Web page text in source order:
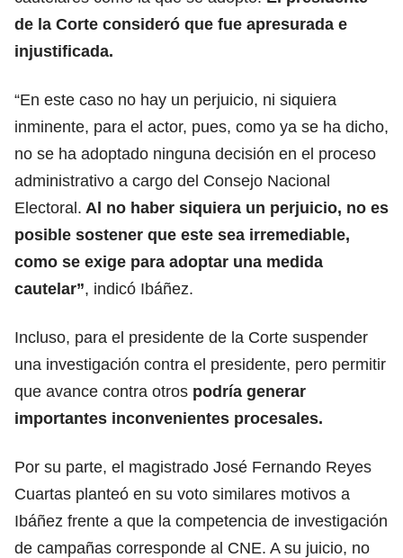
de la Corte consideró que fue apresurada e
injustificada.
“En este caso no hay un perjuicio, ni siquiera
inminente, para el actor, pues, como ya se ha dicho,
no se ha adoptado ninguna decisión en el proceso
administrativo a cargo del Consejo Nacional
Electoral. Al no haber siquiera un perjuicio, no es
posible sostener que este sea irremediable,
como se exige para adoptar una medida
cautelar”, indicó Ibáñez.
Incluso, para el presidente de la Corte suspender
una investigación contra el presidente, pero permitir
que avance contra otros podría generar
importantes inconvenientes procesales.
Por su parte, el magistrado José Fernando Reyes
Cuartas planteó en su voto similares motivos a
Ibáñez frente a que la competencia de investigación
de campañas corresponde al CNE. A su juicio, no